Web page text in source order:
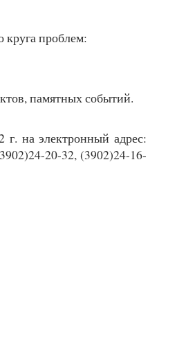
круга проблем:
памятных событий.
г. на электронный адрес:
20-32, (3902)24-16-